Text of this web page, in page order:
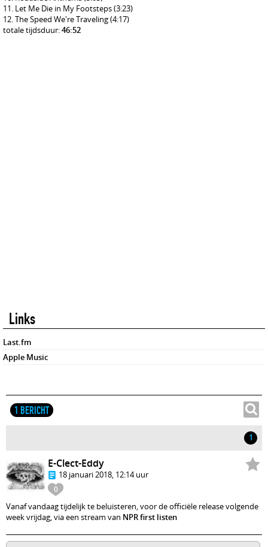
Let Me Die in My Footsteps(3:23)
The Speed We're Traveling(4:17)
totale tijdsduur:46:52
Links
Last.fm
Apple Music
1 BERICHT
1
0
E-Clect-Eddy
18 januari 2018, 12:14 uur
Vanaf vandaag tijdelijk te beluisteren, voor de officiële release volgende
week vrijdag, via een stream van NPR first listen